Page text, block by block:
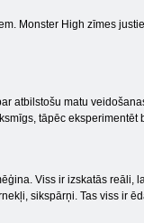
Monster High zīmes
atbilstošu matu
tāpēc eksperimentēt
Viss ir izskatās reāli,
sikspārņi. Tas viss ir